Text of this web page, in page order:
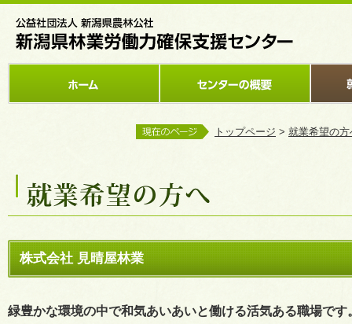
トップページ > 就業希望の方
株式会社 見晴屋林業
緑豊かな環境の中で和気あいあいと働ける活気ある職場です